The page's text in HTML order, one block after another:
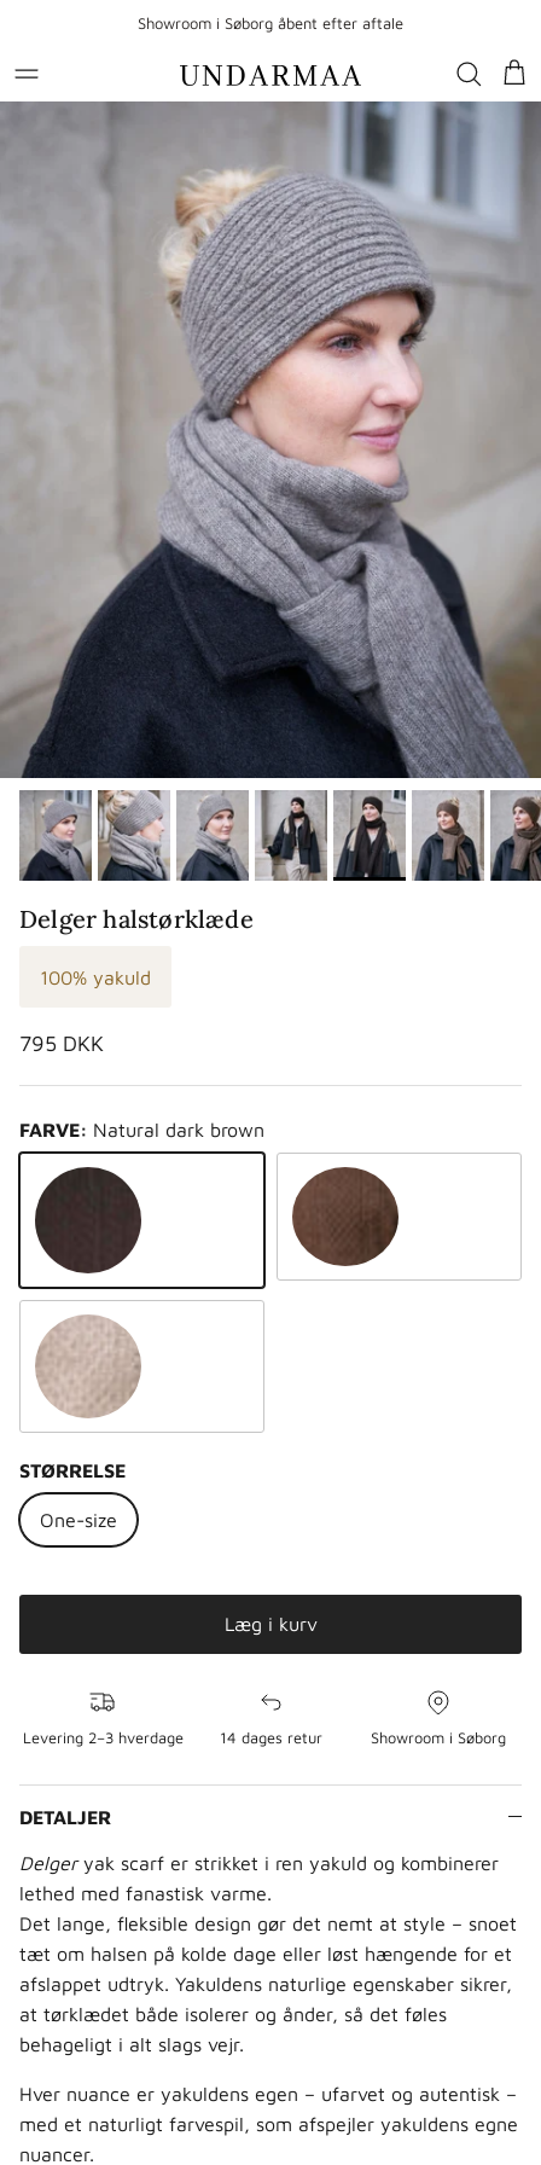
Showroom i Søborg åbent efter aftale
Delger halstørklæde
100% yakuld
Normalpris
795 DKK
FARVE: Natural dark brown
Natural dark brown Natural light brown
Natural platinum grey
STØRRELSE
One-size
Læg i kurv
Levering 2–3 hverdage 14 dages retur Showroom i Søborg
DETALJER
Delgeryak scarf er strikket i ren yakuld og kombinerer
lethed med fanastisk varme.
Det lange, fleksible design gør det nemt at style – snoet
tæt om halsen på kolde dage eller løst hængende for et
afslappet udtryk. Yakuldens naturlige egenskaber sikrer,
at tørklædet både isolerer og ånder, så det føles
behageligt i alt slags vejr.
Hver nuance er yakuldens egen – ufarvet og autentisk –
med et naturligt farvespil, som afspejler yakuldens egne
nuancer.